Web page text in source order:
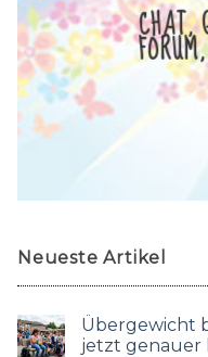
CHAT,
Neueste Artikel
Übergewicht
jetzt genauer